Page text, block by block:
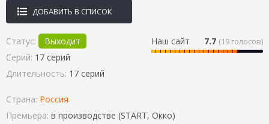
ДОБАВИТЬ В СПИСОК
Наш сайт 7.7 (19 голосов)
Статус:
Выходит
Серий: 17 серий
Длительность: 17 серий
Страна: Россия
Премьера: в производстве (START, Окко)